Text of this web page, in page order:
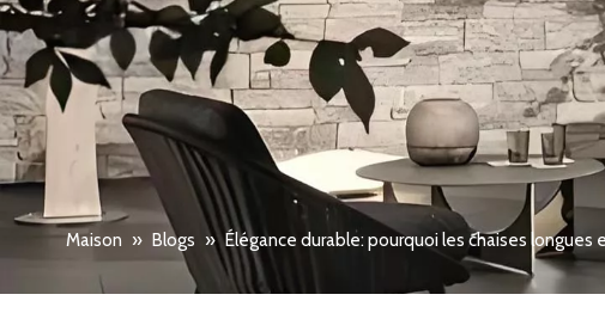
Maison » Blogs » Élégance durable: pourquoi les chaises